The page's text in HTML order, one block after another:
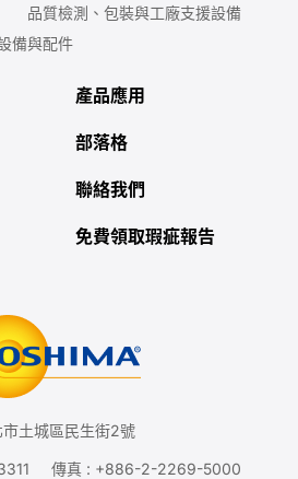
品質檢測、包裝與工廠支援設備
備與配件
產品應用
部落格
聯絡我們
免費領取瑕疵報告
市土城區民生街2號
傳真 : +886-2-2269-5000